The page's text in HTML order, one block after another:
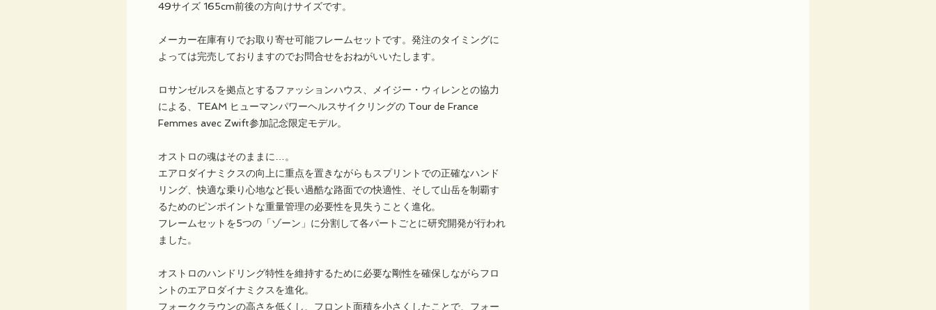
49サイズ 165cm前後の方向けサイズです。
メーカー在庫有りでお取り寄せ可能フレームセットです。発注のタイミングに
よっては完売しておりますのでお問合せをおねがいいたします。
ロサンゼルスを拠点とするファッションハウス、メイジー・ウィレンとの協力
による、TEAM ヒューマンパワーヘルスサイクリングの Tour de France
Femmes avec Zwift参加記念限定モデル。
オストロの魂はそのままに…。
エアロダイナミクスの向上に重点を置きながらもスプリントでの正確なハンド
リング、快適な乗り心地など長い過酷な路面での快適性、そして山岳を制覇す
るためのピンポイントな重量管理の必要性を見失うことく進化。
フレームセットを5つの「ゾーン」に分割して各パートごとに研究開発が行われ
ました。
オストロのハンドリング特性を維持するために必要な剛性を確保しながらフロ
ントのエアロダイナミクスを進化。
フォーククラウンの高さを低くし、フロント面積を小さくしたことで、フォー